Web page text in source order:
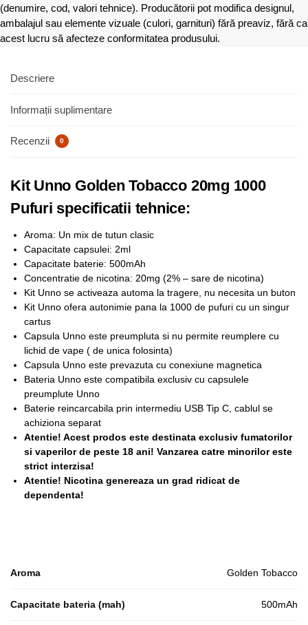
(denumire, cod, valori tehnice). Producătorii pot modifica designul,
ambalajul sau elemente vizuale (culori, garnituri) fără preaviz, fără ca
acest lucru să afecteze conformitatea produsului.
Descriere
Informații suplimentare
Recenzii 0
Kit Unno Golden Tobacco 20mg 1000
Pufuri specificatii tehnice:
Aroma: Un mix de tutun clasic
Capacitate capsulei: 2ml
Capacitate baterie: 500mAh
Concentratie de nicotina: 20mg (2% – sare de nicotina)
Kit Unno se activeaza automa la tragere, nu necesita un buton
Kit Unno ofera autonimie pana la 1000 de pufuri cu un singur
cartus
Capsula Unno este preumpluta si nu permite reumplere cu
lichid de vape ( de unica folosinta)
Capsula Unno este prevazuta cu conexiune magnetica
Bateria Unno este compatibila exclusiv cu capsulele
preumplute Unno
Baterie reincarcabila prin intermediu USB Tip C, cablul se
achiziona separat
Atentie! Acest prodos este destinata exclusiv fumatorilor
si vaperilor de peste 18 ani! Vanzarea catre minorilor este
strict interzisa!
Atentie! Nicotina genereaza un grad ridicat de
dependenta!
Aroma Golden Tobacco
Capacitate bateria (mah) 500mAh